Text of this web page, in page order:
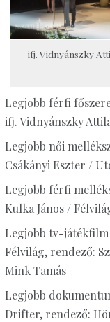
ifj. Vidnyánszky
Legjobb férfi
ifj. Vidnyánszky
Legjobb női
Csákányi Eszter /
Legjobb férfi
Kulka János /
Legjobb tv-játékfilm
Félvilág, rendező:
Mink Tamás
Legjobb
Drifter, rendező: